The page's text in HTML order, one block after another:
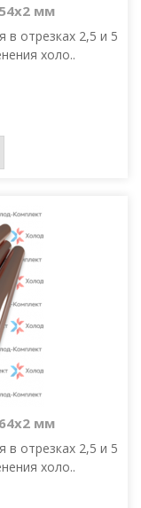
мм
в отрезках 2,5 и 5
холо..
мм
в отрезках 2,5 и 5
холо..